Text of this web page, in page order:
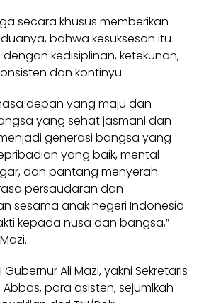
secara khusus memberikan
bahwa kesuksesan itu
kedisiplinan, ketekunan,
dan kontinyu.
depan yang maju dan
yang sehat jasmani dan
generasi bangsa yang
yang baik, mental
dan pantang menyerah.
persaudaran dan
sesama anak negeri Indonesia
kepada nusa dan bangsa,”
Ali Mazi, yakni Sekretaris
para asisten, sejumlkah